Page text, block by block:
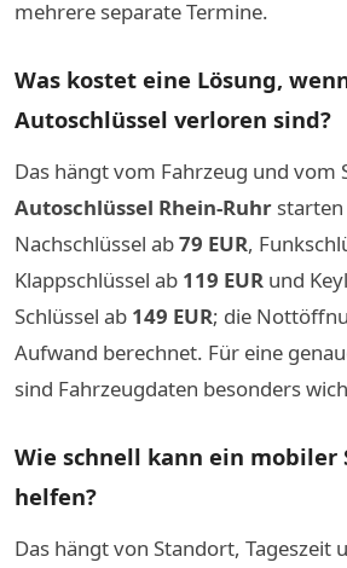
mehrere separate Termine.
Was kostet eine Lösung,
Autoschlüssel verloren sind?
Das hängt vom Fahrzeug und vom
Autoschlüssel Rhein-Ruhr starten
Nachschlüssel ab79 EUR,
Klappschlüssel ab 119 EUR und
Schlüssel ab 149 EUR; die
Aufwand berechnet. Für eine
sind Fahrzeugdaten besonders
Wie schnell kann ein mobiler
helfen?
Das hängt von Standort, Tageszeit